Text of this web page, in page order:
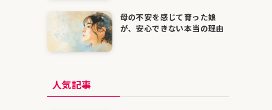
母の不安を感じて育った娘
が、安心できない本当の理由
人気記事